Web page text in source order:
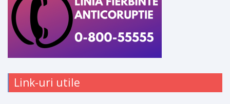
Link-uri utile